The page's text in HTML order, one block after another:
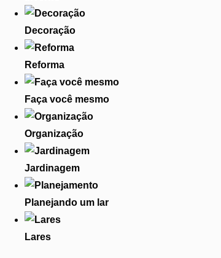
Decoração
Reforma
Faça você mesmo
Organização
Jardinagem
Planejando um lar
Lares